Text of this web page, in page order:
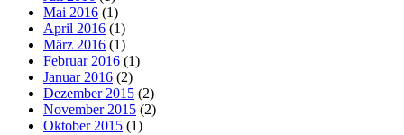
Mai 2016 (1)
April 2016 (1)
März 2016 (1)
Februar 2016 (1)
Januar 2016 (2)
Dezember 2015 (2)
November 2015 (2)
Oktober 2015 (1)